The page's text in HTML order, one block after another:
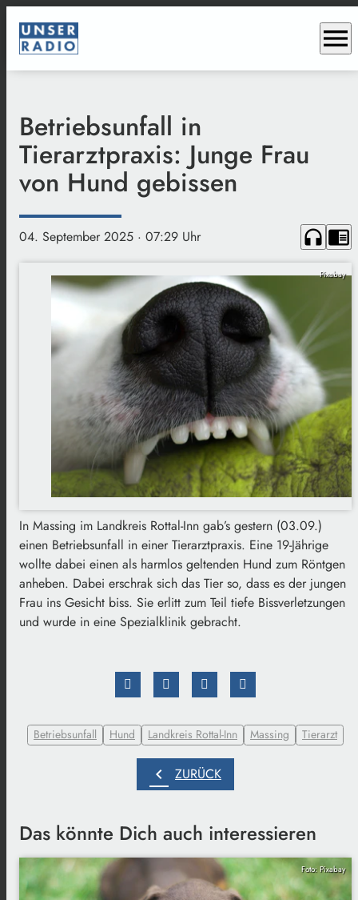
menu
Betriebsunfall in
Tierarztpraxis: Junge Frau
von Hund gebissen
04. September 2025 · 07:29 Uhr headphones chrome_reader_mode
Pixabay
In Massing im Landkreis Rottal-Inn gab’s gestern (03.09.)
einen Betriebsunfall in einer Tierarztpraxis. Eine 19-Jährige
wollte dabei einen als harmlos geltenden Hund zum Röntgen
anheben. Dabei erschrak sich das Tier so, dass es der jungen
Frau ins Gesicht biss. Sie erlitt zum Teil tiefe Bissverletzungen
und wurde in eine Spezialklinik gebracht.
Betriebsunfall Hund Landkreis Rottal-Inn Massing Tierarzt
chevron_left ZURÜCK
Das könnte Dich auch interessieren
Foto: Pixabay